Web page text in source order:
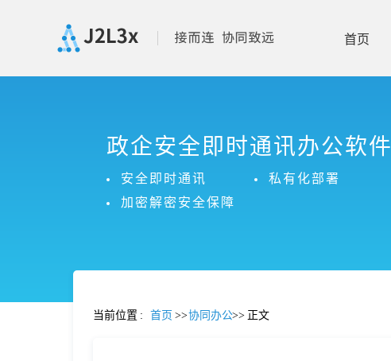
首页
政企安全即时通讯办公软件
安全即时通讯
私有化部署
加密解密安全保障
当前位置 : 首页 >>协同办公>> 正文